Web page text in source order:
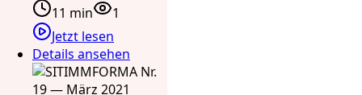
11 min
1
Jetzt lesen
Details ansehen